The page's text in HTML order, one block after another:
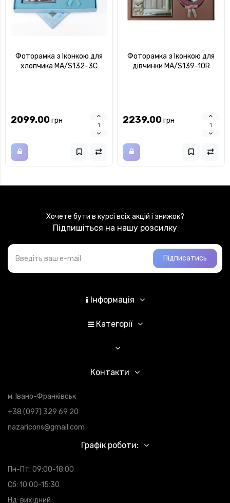
Фоторамка з Іконкою для
хлопчика MA/S132-3C
2099.00грн
Фоторамка з Іконкою для
дівчинки MA/S139-10R
2239.00грн
Хочете бути в курсі всіх акцій і знижок?
Підпишіться на нашу розсилку
Підписатись
Інформація
Категорії
Контакти
м. Івано-Франківськ
+38 (097) 329 69 20
nazaricons@gmail.com
Графік роботи:
Пн-Пт: 09:00-18:00
Сб: 10:00-15:30
Нд: вихідний